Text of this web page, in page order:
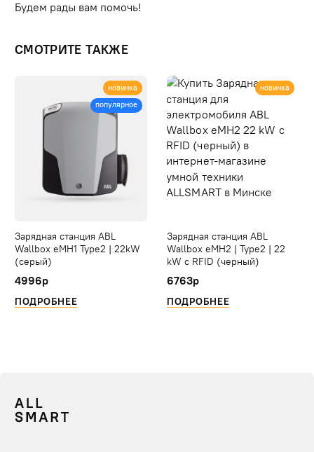
Будем рады вам помочь!
СМОТРИТЕ ТАКЖЕ
новинка
популярное
Зарядная станция ABL
Wallbox eMH1 Type2 | 22kW
(серый)
4996р
ПОДРОБНЕЕ
новинка
Зарядная станция ABL
Wallbox eMH2 | Type2 | 22
kW с RFID (черный)
6763р
ПОДРОБНЕЕ